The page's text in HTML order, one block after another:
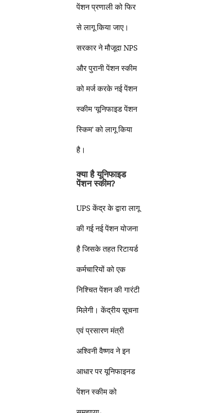
पेंशन प्रणाली को फिर
से लागू किया जाए।
सरकार ने मौजूदा NPS
और पुरानी पेंशन स्कीम
को मर्ज करके नई पेंशन
स्कीम ‘यूनिफाइड पेंशन
स्किम’ को लागू किया
है।
क्या है यूनिफाइड
पेंशन स्कीम?
UPS केंद्र के द्वारा लागू
की गई नई पेंशन योजना
है जिसके तहत रिटायर्ड
कर्मचारियों को एक
निश्चित पेंशन की गारंटी
मिलेगी। केंद्रीय सूचना
एवं प्रसारण मंत्री
अश्विनी वैष्णव ने इन
आधार पर यूनिफाइनड
पेंशन स्कीम को